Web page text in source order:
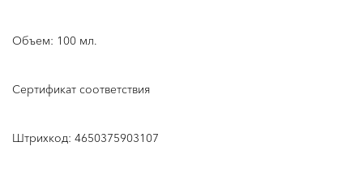
Объем: 100 мл.
Сертификат соответствия
Штрихкод: 4650375903107